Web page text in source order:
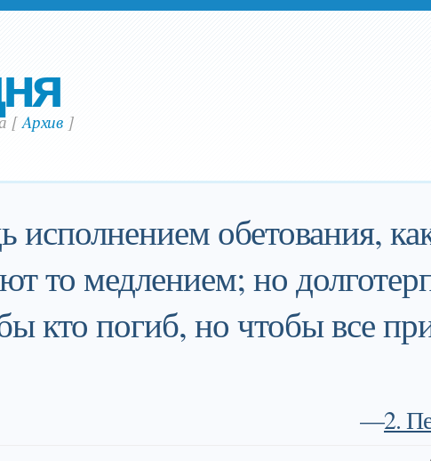
[Aрхив ]
исполнением обетования,
то медлением; но
кто погиб, но чтобы все
—2.